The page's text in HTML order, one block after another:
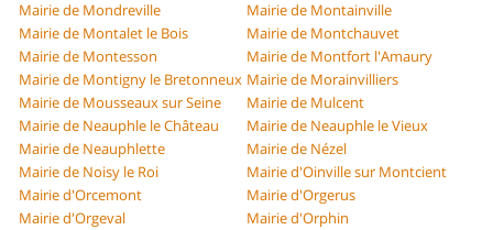
Mairie de Mondreville
Mairie de Montainville
Mairie de Montalet le Bois
Mairie de Montchauvet
Mairie de Montesson
Mairie de Montfort l'Amaury
Mairie de Montigny le Bretonneux Mairie de Morainvilliers
Mairie de Mousseaux sur Seine
Mairie de Mulcent
Mairie de Neauphle le Château
Mairie de Neauphle le Vieux
Mairie de Neauphlette
Mairie de Nézel
Mairie de Noisy le Roi
Mairie d'Oinville sur Montcient
Mairie d'Orcemont
Mairie d'Orgerus
Mairie d'Orgeval
Mairie d'Orphin